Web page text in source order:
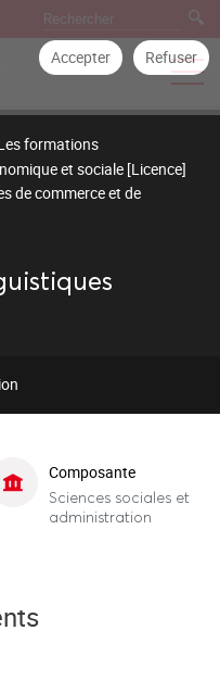
Accepter Refuser
formations
et sociale [Licence]
de commerce et de
Composante
Sciences sociales et
administration